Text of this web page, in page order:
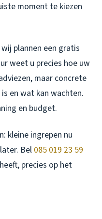
moment te kiezen
plannen een gratis
weet u precies hoe uw
maar concrete
en wat kan wachten.
en budget.
kleine ingrepen nu
Bel 085 019 23 59
precies op het